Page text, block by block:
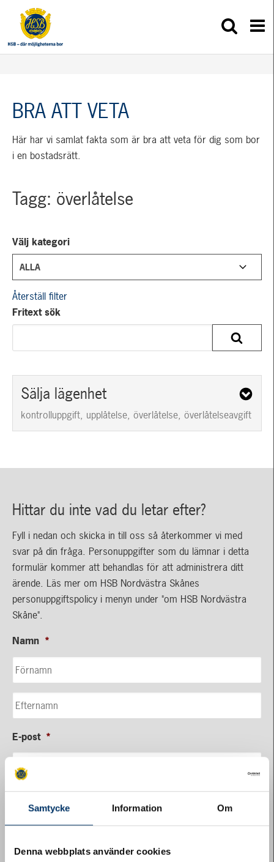
Samtycke Information Om
Denna webbplats använder cookies
BRA ATT VETA
Här har vi samlat fakta som är bra att veta för dig som bor
i en bostadsrätt.
Tagg: överlåtelse
Välj kategori
Återställ filter
Fritext sök
Sälja lägenhet
kontrolluppgift, upplåtelse, överlåtelse, överlåtelseavgift
Hittar du inte vad du letar efter?
Fyll i nedan och skicka in till oss så återkommer vi med
svar på din fråga. Personuppgifter som du lämnar i detta
formulär kommer att behandlas för att administrera ditt
ärende. Läs mer om HSB Nordvästra Skånes
personuppgiftspolicy i menyn under "om HSB Nordvästra
Skåne".
Namn *
E-post *